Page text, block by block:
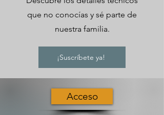
que no conocías y sé parte de
nuestra familia.
¡Suscríbete ya!
Acceso